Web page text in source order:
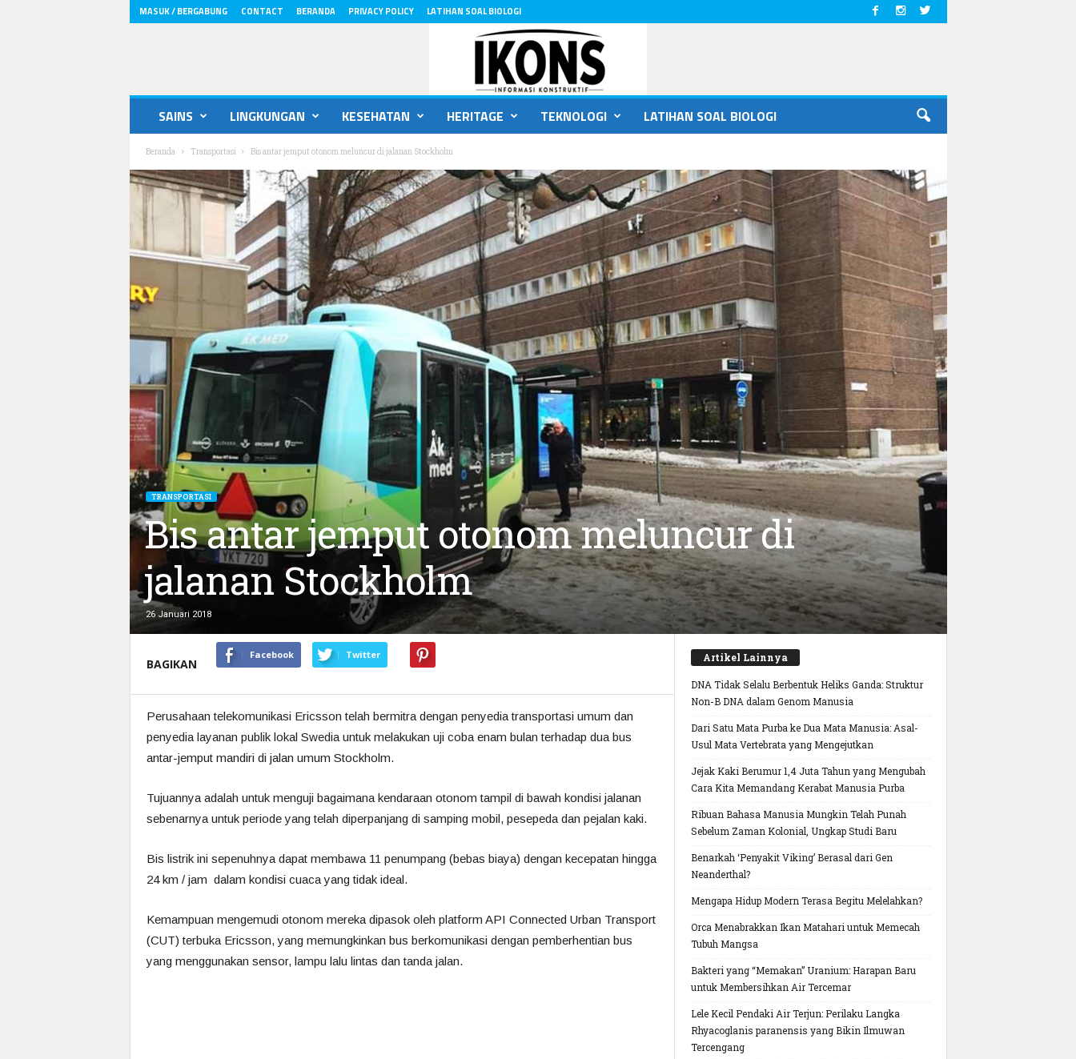
MASUK / BERGABUNG CONTACT BERANDA PRIVACY POLICY LATIHAN SOAL BIOLOGI
SAINS LINGKUNGAN KESEHATAN HERITAGE TEKNOLOGI LATIHAN SOAL BIOLOGI
Beranda Transportasi Bis antar jemput otonom meluncur di jalanan Stockholm
TRANSPORTASI
Bis antar jemput otonom meluncur di
jalanan Stockholm
26 Januari 2018
BAGIKAN
Facebook Twitter
Perusahaan telekomunikasi Ericsson telah bermitra dengan penyedia transportasi umum dan
penyedia layanan publik lokal Swedia untuk melakukan uji coba enam bulan terhadap dua bus
antar-jemput mandiri di jalan umum Stockholm.
Tujuannya adalah untuk menguji bagaimana kendaraan otonom tampil di bawah kondisi jalanan
sebenarnya untuk periode yang telah diperpanjang di samping mobil, pesepeda dan pejalan kaki.
Bis listrik ini sepenuhnya dapat membawa 11 penumpang (bebas biaya) dengan kecepatan hingga
24 km / jam dalam kondisi cuaca yang tidak ideal.
Kemampuan mengemudi otonom mereka dipasok oleh platform API Connected Urban Transport
(CUT) terbuka Ericsson, yang memungkinkan bus berkomunikasi dengan pemberhentian bus
yang menggunakan sensor, lampu lalu lintas dan tanda jalan.
Artikel Lainnya
DNA Tidak Selalu Berbentuk Heliks Ganda: Struktur
Non-B DNA dalam Genom Manusia
Dari Satu Mata Purba ke Dua Mata Manusia: Asal-
Usul Mata Vertebrata yang Mengejutkan
Jejak Kaki Berumur 1,4 Juta Tahun yang Mengubah
Cara Kita Memandang Kerabat Manusia Purba
Ribuan Bahasa Manusia Mungkin Telah Punah
Sebelum Zaman Kolonial, Ungkap Studi Baru
Benarkah ‘Penyakit Viking’ Berasal dari Gen
Neanderthal?
Mengapa Hidup Modern Terasa Begitu Melelahkan?
Orca Menabrakkan Ikan Matahari untuk Memecah
Tubuh Mangsa
Bakteri yang “Memakan” Uranium: Harapan Baru
untuk Membersihkan Air Tercemar
Lele Kecil Pendaki Air Terjun: Perilaku Langka
Rhyacoglanis paranensis yang Bikin Ilmuwan
Tercengang